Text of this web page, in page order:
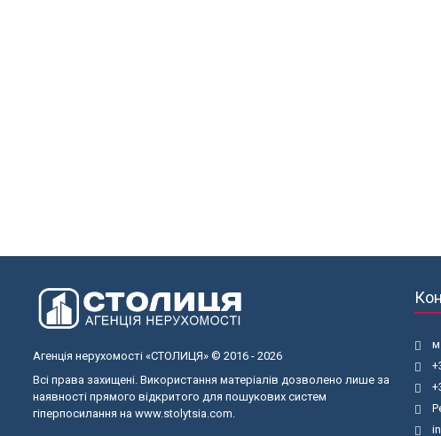
Агенція нерухомості «СТОЛИЦЯ» © 2016 - 2026
Всі права захищені. Використання матеріалів дозволено лише за
наявності прямого відкритого для пошукових систем
гіперпосилання на www.stolytsia.com.